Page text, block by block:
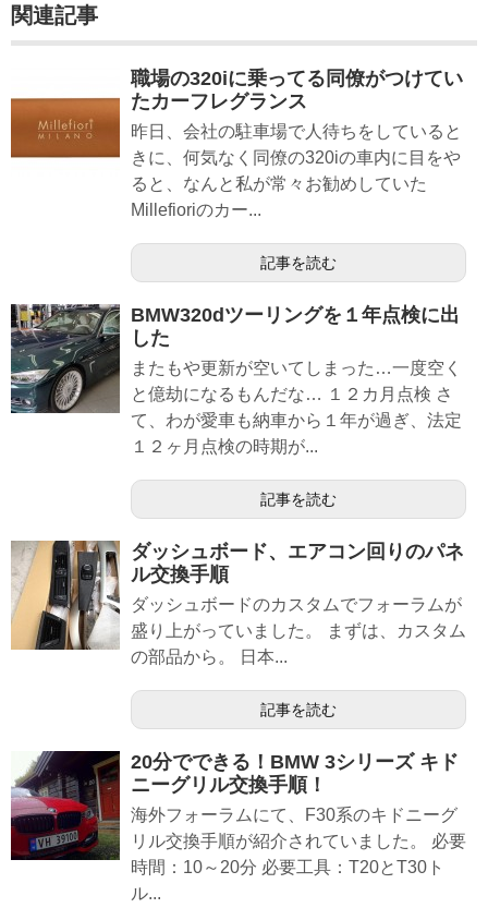
関連記事
職場の320iに乗ってる同僚がつけてい
たカーフレグランス
昨日、会社の駐車場で人待ちをしていると
きに、何気なく同僚の320iの車内に目をや
ると、なんと私が常々お勧めしていた
Millefioriのカー...
記事を読む
BMW320dツーリングを１年点検に出
した
またもや更新が空いてしまった…一度空く
と億劫になるもんだな… １２カ月点検 さ
て、わが愛車も納車から１年が過ぎ、法定
１２ヶ月点検の時期が...
記事を読む
ダッシュボード、エアコン回りのパネ
ル交換手順
ダッシュボードのカスタムでフォーラムが
盛り上がっていました。 まずは、カスタム
の部品から。 日本...
記事を読む
20分でできる！BMW 3シリーズ キド
ニーグリル交換手順！
海外フォーラムにて、F30系のキドニーグ
リル交換手順が紹介されていました。 必要
時間：10～20分 必要工具：T20とT30ト
ル...